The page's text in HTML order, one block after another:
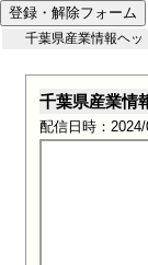
登録・解除フォーム
千葉県産業情報ヘ
千葉県産業情
配信日時：